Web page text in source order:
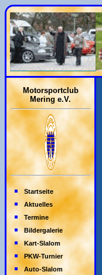
Motorsportclub
Mering e.V.
Startseite
Aktuelles
Termine
Bildergalerie
Kart-Slalom
PKW-Turnier
Auto-Slalom